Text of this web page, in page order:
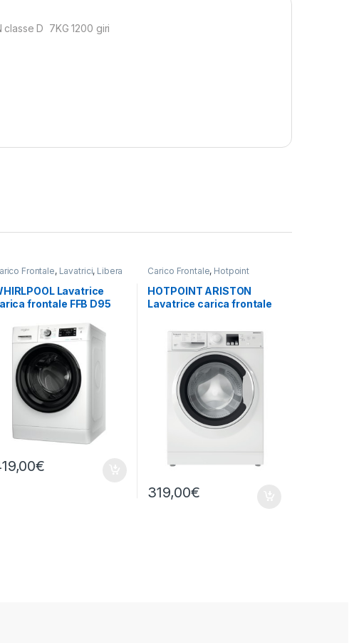
classe D 7KG 1200 giri
Frontale, Lavatrici, Libera
Lavatrice
frontale FFB D95
€
Carico Frontale, Hotpoint
Libera
Installazione
HOTPOINT ARISTON
Lavatrice carica frontale
1200RPM
319,00€